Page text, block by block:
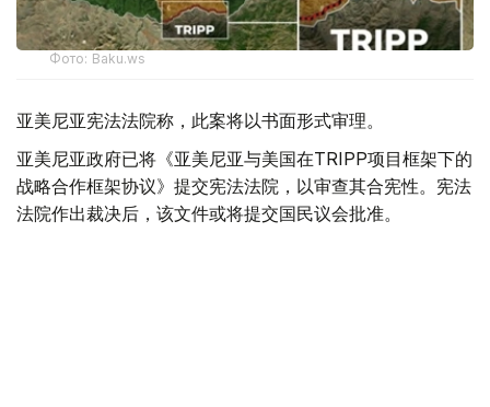
Фото: Baku.ws
亚美尼亚宪法法院称，此案将以书面形式审理。
亚美尼亚政府已将《亚美尼亚与美国在TRIPP项目框架下的
战略合作框架协议》提交宪法法院，以审查其合宪性。宪法
法院作出裁决后，该文件或将提交国民议会批准。